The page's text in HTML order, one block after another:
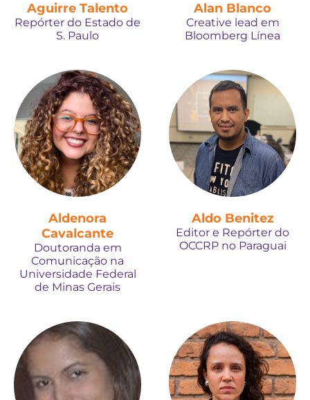
Aguirre Talento
Repórter do Estado de
S. Paulo
Alan Blanco
Creative lead em
Bloomberg Línea
Aldenora
Cavalcante
Doutoranda em
Comunicação na
Universidade Federal
de Minas Gerais
Aldo Benitez
Editor e Repórter do
OCCRP no Paraguai